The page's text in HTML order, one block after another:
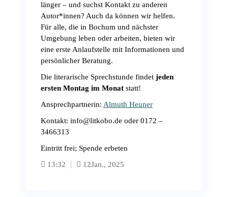
länger – und suchst Kontakt zu anderen
Autor*innen? Auch da können wir helfen.
Für alle, die in Bochum und nächster
Umgebung leben oder arbeiten, bieten wir
eine erste Anlaufstelle mit Informationen und
persönlicher Beratung.
Die literarische Sprechstunde findet jeden
ersten Montag im Monat statt!
Ansprechpartnerin: Almuth Heuner
Kontakt: info@litkobo.de oder 0172 –
3466313
Eintritt frei; Spende erbeten
13:32
12Jan., 2025